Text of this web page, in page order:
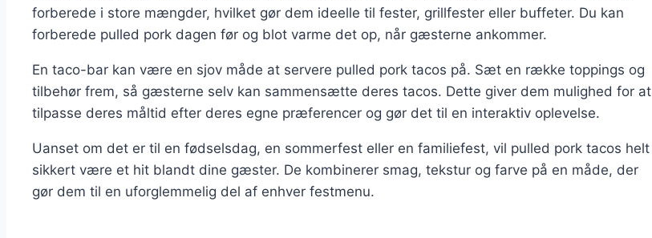
forberede i store mængder, hvilket gør dem ideelle til fester, grillfester eller buffeter. Du kan
forberede pulled pork dagen før og blot varme det op, når gæsterne ankommer.
En taco-bar kan være en sjov måde at servere pulled pork tacos på. Sæt en række toppings og
tilbehør frem, så gæsterne selv kan sammensætte deres tacos. Dette giver dem mulighed for at
tilpasse deres måltid efter deres egne præferencer og gør det til en interaktiv oplevelse.
Uanset om det er til en fødselsdag, en sommerfest eller en familiefest, vil pulled pork tacos helt
sikkert være et hit blandt dine gæster. De kombinerer smag, tekstur og farve på en måde, der
gør dem til en uforglemmelig del af enhver festmenu.